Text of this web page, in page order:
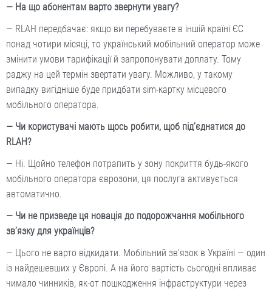
— На що абонентам варто звернути увагу?
— RLAH передбачає: якщо ви перебуваєте в іншій країні ЄС
понад чотири місяці, то український мобільний оператор може
змінити умови тарифікації й запропонувати доплату. Тому
раджу на цей термін звертати увагу. Можливо, у такому
випадку вигідніше буде придбати sim-картку місцевого
мобільного оператора.
— Чи користувачі мають щось робити, щоб під’єднатися до
RLAH?
— Ні. Щойно телефон потрапить у зону покриття будь-якого
мобільного оператора єврозони, ця послуга активується
автоматично.
— Чи не призведе ця новація до подорожчання мобільного
зв’язку для українців?
— Цього не варто відкидати. Мобільний зв’язок в Україні — один
із найдешевших у Європі. А на його вартість сьогодні впливає
чимало чинників, як-от пошкодження інфраструктури через